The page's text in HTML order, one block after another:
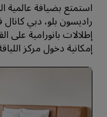
راديسون بلو، دبي
إطلالات بانورامية على
إمكانية دخول مركز